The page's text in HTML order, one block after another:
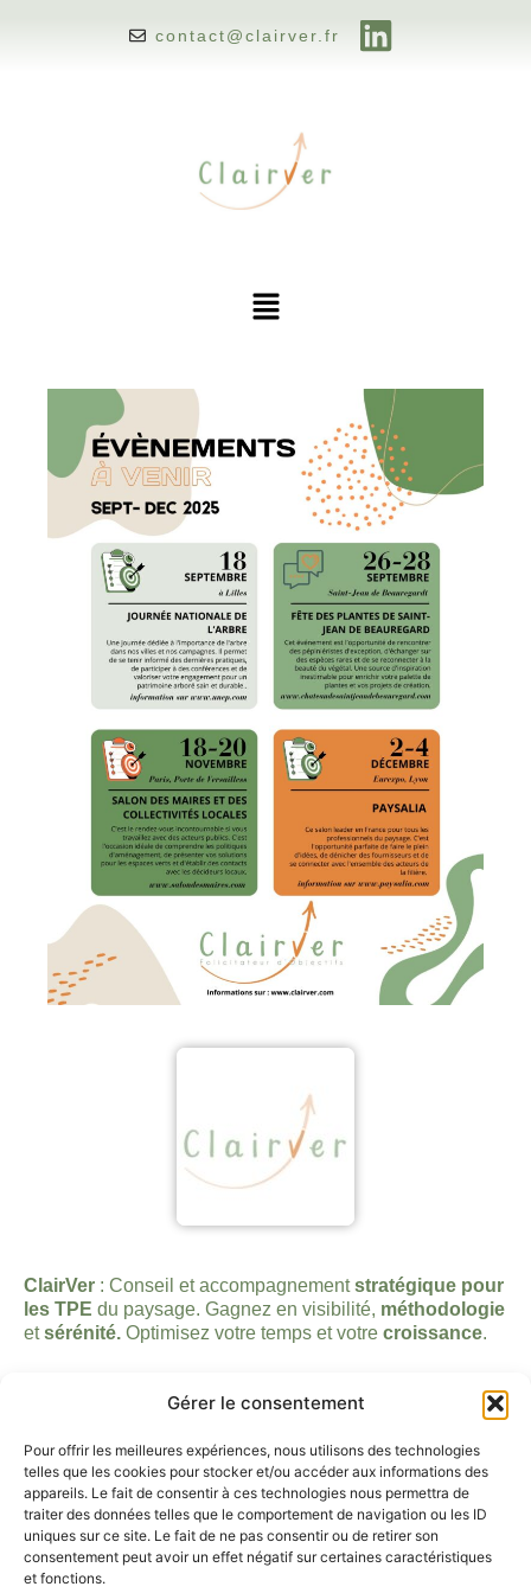
Gérer le consentement
Pour offrir les meilleures expériences, nous utilisons des technologies
telles que les cookies pour stocker et/ou accéder aux informations des
appareils. Le fait de consentir à ces technologies nous permettra de
traiter des données telles que le comportement de navigation ou les ID
uniques sur ce site. Le fait de ne pas consentir ou de retirer son
consentement peut avoir un effet négatif sur certaines caractéristiques
et fonctions.
contact@clairver.fr
ClairVer : Conseil et accompagnementstratégique pour
les TPE du paysage. Gagnez en visibilité, méthodologie
etsérénité. Optimisez votre temps et votre croissance.
Vous êtes entrepreneur
Vous êtes particulier
Contact
Blog
Contact